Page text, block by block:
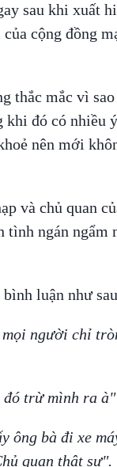
sau khi xuất
cộng đồng
thắc mắc vì
khi đó có nhiều
nên mới
và chủ quan
tình ngán ngẩm
luận như
người chỉ
đó trừ mình ra à"
ông bà đi xe
quan thật sự".